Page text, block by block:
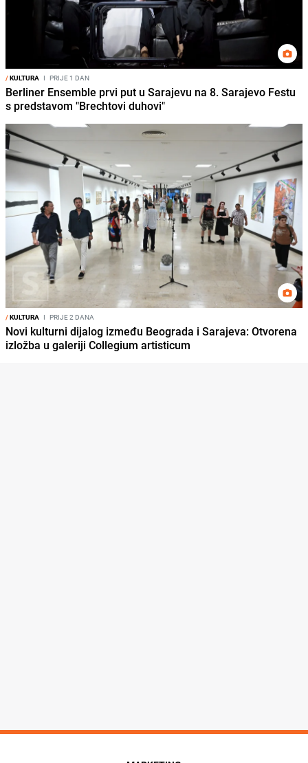
/KULTURA I PRIJE 1 DAN
Berliner Ensemble prvi put u Sarajevu na 8. Sarajevo Festu
s predstavom "Brechtovi duhovi"
/KULTURA I PRIJE 2 DANA
Novi kulturni dijalog između Beograda i Sarajeva: Otvorena
izložba u galeriji Collegium artisticum